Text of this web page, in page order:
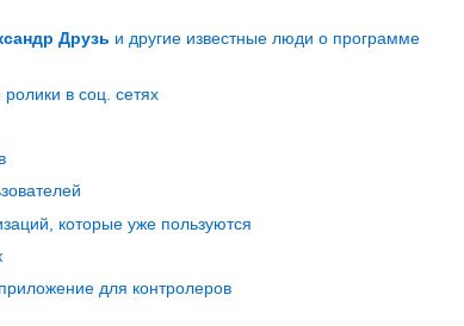
Друзь и другие известные люди о программе
в соц. сетях
которые уже пользуются
для контролеров